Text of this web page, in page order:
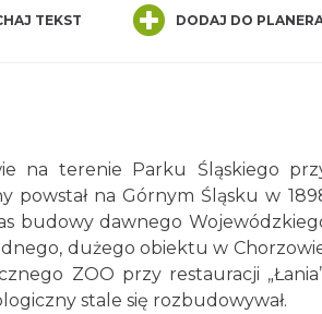
TEKST DODAJ DO
terenie Parku Śląskiego
powstał na Górnym Śląsku w
budowy dawnego
dużego obiektu w
ZOO przy restauracji
stale się rozbudowywał.